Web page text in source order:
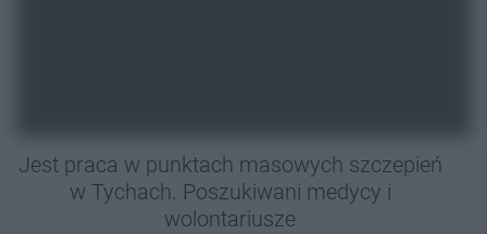
Jest praca w punktach masowych szczepień
w Tychach. Poszukiwani medycy i
wolontariusze